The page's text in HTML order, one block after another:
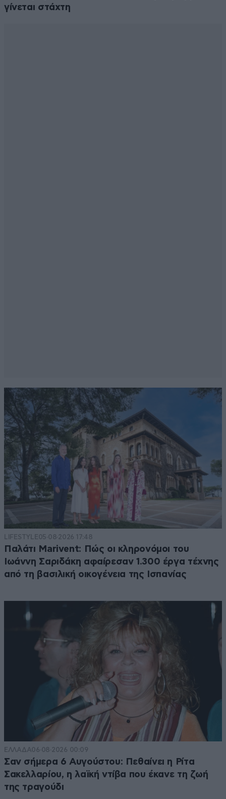
γίνεται στάχτη
LIFESTYLE05·08·2026 17:48
Παλάτι Marivent: Πώς οι κληρονόμοι του
Ιωάννη Σαριδάκη αφαίρεσαν 1.300 έργα τέχνης
από τη βασιλική οικογένεια της Ισπανίας
ΕΛΛΑΔΑ06·08·2026 00:09
Σαν σήμερα 6 Αυγούστου: Πεθαίνει η Ρίτα
Σακελλαρίου, η λαϊκή ντίβα που έκανε τη ζωή
της τραγούδι